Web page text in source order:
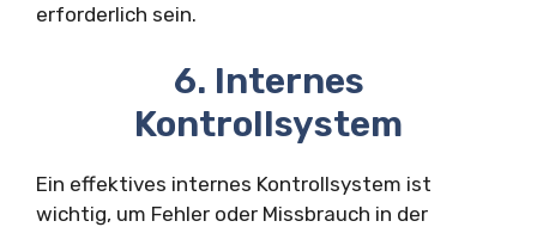
erforderlich sein.
6. Internes
Kontrollsystem
Ein effektives internes Kontrollsystem ist
wichtig, um Fehler oder Missbrauch in der